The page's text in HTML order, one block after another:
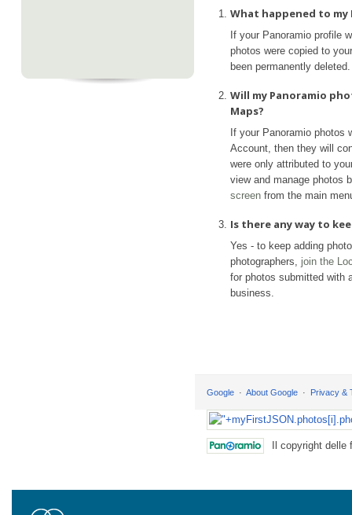
What happened to my
If your Panoramio profile
photos were copied to
been permanently deleted.
Will my Panoramio
Maps?
If your Panoramio photos
Account, then they will
were only attributed to
view and manage photos
screen from the main
Is there any way to
Yes - to keep adding
photographers, join the
for photos submitted with
business.
Google About Google Privacy &
Il copyright